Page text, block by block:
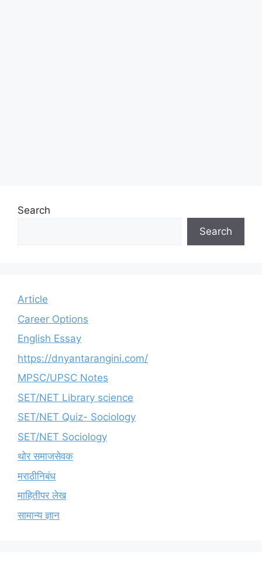
Search
Search
Article
Career Options
English Essay
https://dnyantarangini.com/
MPSC/UPSC Notes
SET/NET Library science
SET/NET Quiz- Sociology
SET/NET Sociology
थोर समाजसेवक
मराठीनिबंध
माहितीपर लेख
सामान्य ज्ञान